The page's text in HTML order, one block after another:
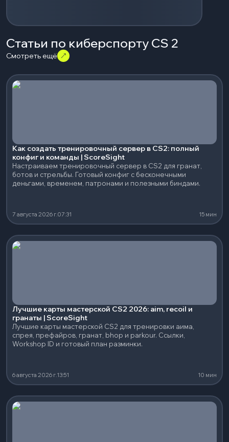
Статьи по киберспорту CS 2
Смотреть ещё
Как создать тренировочный сервер в CS2: полный
конфиг и команды | ScoreSight
Настраиваем тренировочный сервер в CS2 для гранат,
ботов и стрельбы. Готовый конфиг с бесконечными
деньгами, временем, патронами и полезными биндами.
7 августа 2026 г.07:31 15 мин
Лучшие карты мастерской CS2 2026: aim, recoil и
гранаты | ScoreSight
Лучшие карты мастерской CS2 для тренировки аима,
спрея, префайров, гранат, bhop и parkour. Ссылки,
Workshop ID и готовый план разминки.
6 августа 2026 г.13:51 10 мин